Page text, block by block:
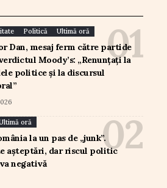
Politică Ultimă oră
Dan, mesaj ferm către partide
Moody’s: „Renunțați la
politice și la discursul
oră
la un pas de „junk”.
așteptări, dar riscul politic
negativă